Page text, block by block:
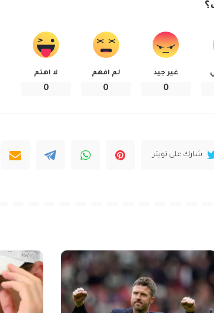
غير جيد
0
لم افهم
0
لا اهتم
0
شارك على تويتر